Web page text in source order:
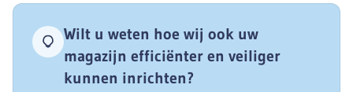
Wilt u weten hoe wij ook uw
magazijn efficiënter en veiliger
kunnen inrichten?